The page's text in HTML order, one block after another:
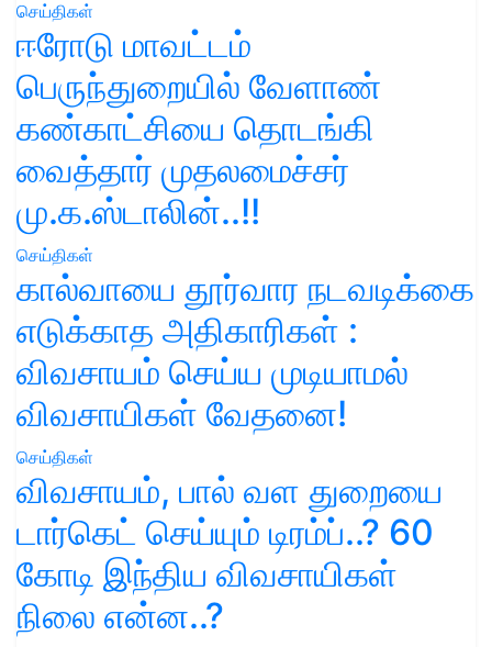
செய்திகள்
ஈரோடு மாவட்டம்
பெருந்துறையில் வேளாண்
கண்காட்சியை தொடங்கி
வைத்தார் முதலமைச்சர்
மு.க.ஸ்டாலின்..!!
செய்திகள்
கால்வாயை தூர்வார நடவடிக்கை
எடுக்காத அதிகாரிகள் :
விவசாயம் செய்ய முடியாமல்
விவசாயிகள் வேதனை!
செய்திகள்
விவசாயம், பால் வள துறையை
டார்கெட் செய்யும் டிரம்ப்..? 60
கோடி இந்திய விவசாயிகள்
நிலை என்ன..?